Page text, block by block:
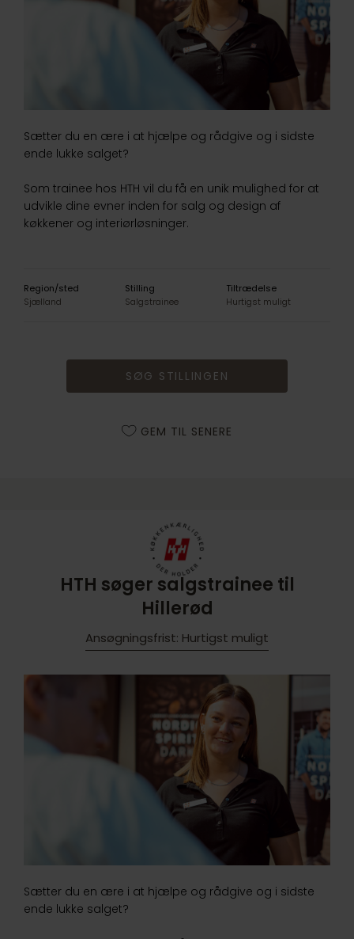
Sætter du en ære i at hjælpe og rådgive og i sidste
ende lukke salget?
Som trainee hos HTH vil du få en unik mulighed for at
udvikle dine evner inden for salg og design af
køkkener og interiørløsninger.
Region/sted
Sjælland
Stilling
Salgstrainee
Tiltrædelse
Hurtigst muligt
SØG STILLINGEN
GEM TIL SENERE
HTH søger salgstrainee til
Hillerød
Ansøgningsfrist: Hurtigst muligt
Sætter du en ære i at hjælpe og rådgive og i sidste
ende lukke salget?